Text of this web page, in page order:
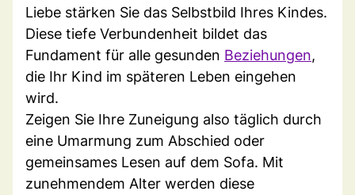
Liebe stärken Sie das Selbstbild Ihres Kindes.
Diese tiefe Verbundenheit bildet das
Fundament für alle gesunden Beziehungen,
die Ihr Kind im späteren Leben eingehen
wird.
Zeigen Sie Ihre Zuneigung also täglich durch
eine Umarmung zum Abschied oder
gemeinsames Lesen auf dem Sofa. Mit
zunehmendem Alter werden diese